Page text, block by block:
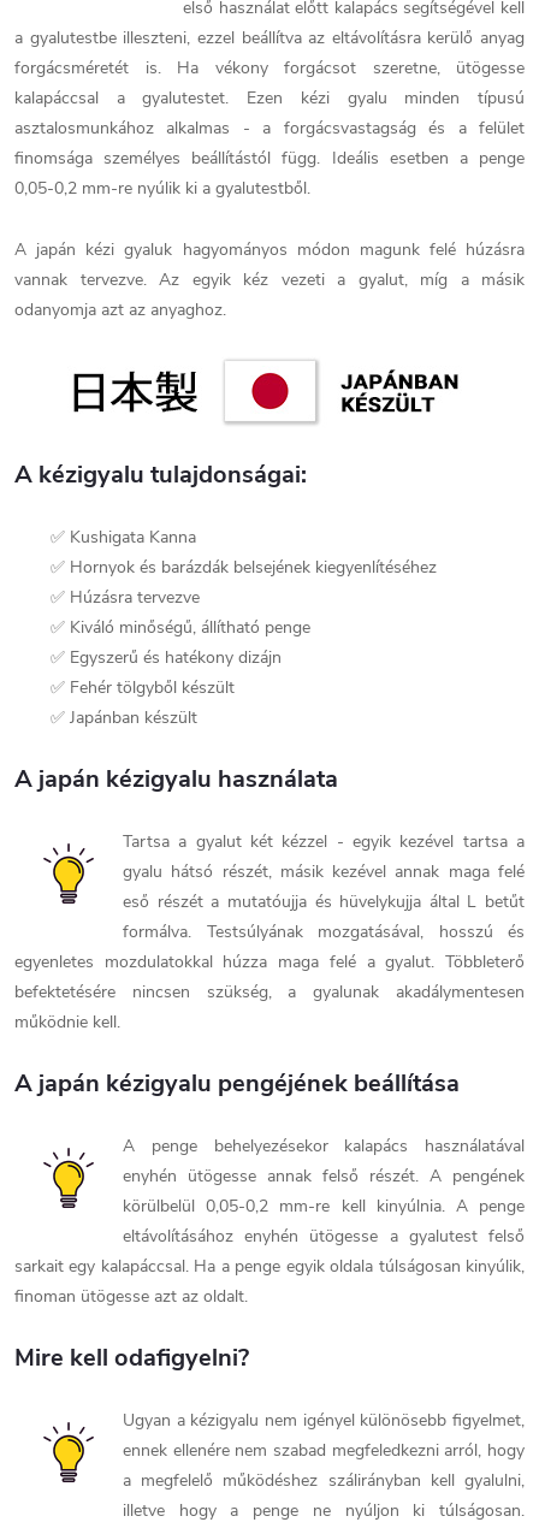
első használat előtt kalapács segítségével kell
a gyalutestbe illeszteni, ezzel beállítva az eltávolításra kerülő anyag
forgácsméretét is. Ha vékony forgácsot szeretne, ütögesse
kalapáccsal a gyalutestet. Ezen kézi gyalu minden típusú
asztalosmunkához alkalmas - a forgácsvastagság és a felület
finomsága személyes beállítástól függ. Ideális esetben a penge
0,05-0,2 mm-re nyúlik ki a gyalutestből.
A japán kézi gyaluk hagyományos módon magunk felé húzásra
vannak tervezve. Az egyik kéz vezeti a gyalut, míg a másik
odanyomja azt az anyaghoz.
A kézigyalu tulajdonságai:
✅ Kushigata Kanna
✅ Hornyok és barázdák belsejének kiegyenlítéséhez
✅ Húzásra tervezve
✅ Kiváló minőségű, állítható penge
✅ Egyszerű és hatékony dizájn
✅ Fehér tölgyből készült
✅ Japánban készült
A japán kézigyalu használata
Tartsa a gyalut két kézzel - egyik kezével tartsa a
gyalu hátsó részét, másik kezével annak maga felé
eső részét a mutatóujja és hüvelykujja által L betűt
formálva. Testsúlyának mozgatásával, hosszú és
egyenletes mozdulatokkal húzza maga felé a gyalut. Többleterő
befektetésére nincsen szükség, a gyalunak akadálymentesen
működnie kell.
A japán kézigyalu pengéjének beállítása
A penge behelyezésekor kalapács használatával
enyhén ütögesse annak felső részét. A pengének
körülbelül 0,05-0,2 mm-re kell kinyúlnia. A penge
eltávolításához enyhén ütögesse a gyalutest felső
sarkait egy kalapáccsal. Ha a penge egyik oldala túlságosan kinyúlik,
finoman ütögesse azt az oldalt.
Mire kell odafigyelni?
Ugyan a kézigyalu nem igényel különösebb figyelmet,
ennek ellenére nem szabad megfeledkezni arról, hogy
a megfelelő működéshez szálirányban kell gyalulni,
illetve hogy a penge ne nyúljon ki túlságosan.